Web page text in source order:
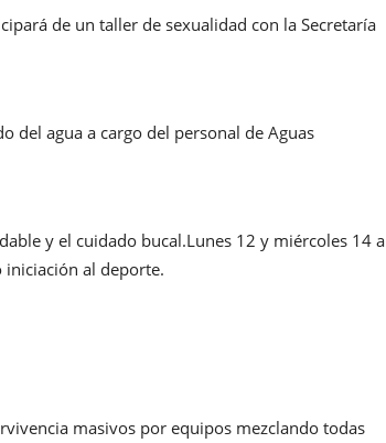
de un taller de sexualidad con la Secretaría
del agua a cargo del personal de Aguas
y el cuidado bucal.Lunes 12 y miércoles 14 a
al deporte.
masivos por equipos mezclando todas